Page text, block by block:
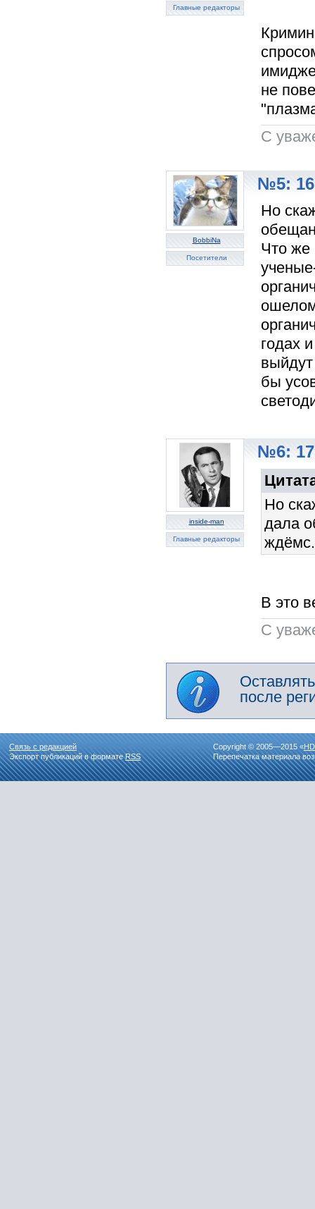
Главные редакторы
не
C
BobbiNa
Посетители
№5: 16
Но
Что же
годах
бы
inside-man
Главные редакторы
№6: 17
Но
дала
ждёмс.
В это
C
после
Связь с редакцией
Экспорт публикаций в форматеRSS
Copyright © 2005—2015 «
Перепечатка материала